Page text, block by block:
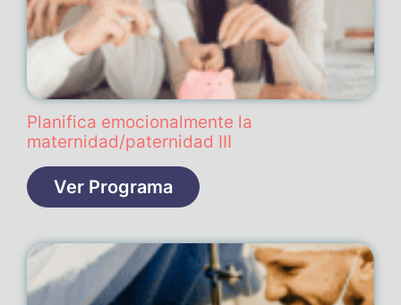
Planifica emocionalmente la
maternidad/paternidad III
Ver Programa